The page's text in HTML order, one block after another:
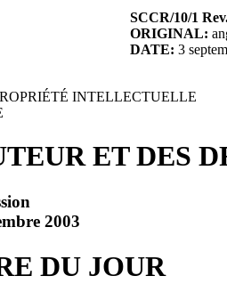
SCCR/10/1
ORIGINAL:
DATE: 3
INTELLECTUELLE
ET DES
2003
DU JOUR